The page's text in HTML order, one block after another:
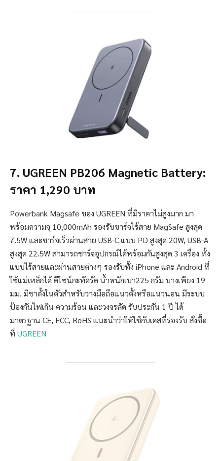
7. UGREEN PB206 Magnetic Battery:
ราคา 1,290 บาท
Powerbank Magsafe ของ UGREEN ที่มีราคาไม่สูงมาก มา
พร้อมความจุ 10,000mAh รองรับชาร์จไร้สาย MagSafe สูงสุด
7.5W และชาร์จเร็วผ่านสาย USB-C แบบ PD สูงสุด 20W, USB-A
สูงสุด 22.5W สามารถชาร์จอุปกรณ์ได้พร้อมกันสูงสุด 3 เครื่อง ทั้ง
แบบไร้สายและผ่านสายต่างๆ รองรับทั้ง iPhone และ Android ที่
ใช้แม่เหล็กได้ ดีไซน์กะทัดรัด น้ำหนักเบา225 กรัม บางเพียง 19
มม. มีขาตั้งในตัวสำหรับวางมือถือแนวตั้งหรือแนวนอน มีระบบ
ป้องกันไฟเกิน ความร้อน และวงจรลัด รับประกัน 1 ปี ได้
มาตรฐาน CE, FCC, RoHS แนะนำว่าให้ใช้กับเคสที่รองรับ สั่งซื้อ
ที่ UGREEN